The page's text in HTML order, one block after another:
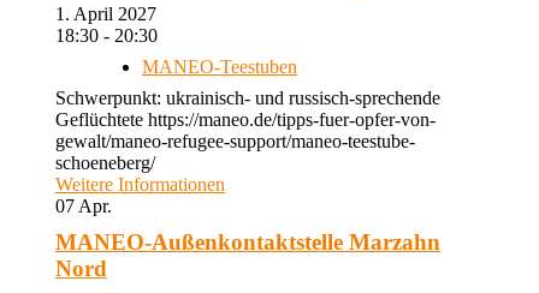
1. April 2027
18:30 - 20:30
MANEO-Teestuben
Schwerpunkt: ukrainisch- und russisch-sprechende
Geflüchtete https://maneo.de/tipps-fuer-opfer-von-
gewalt/maneo-refugee-support/maneo-teestube-
schoeneberg/
Weitere Informationen
07 Apr.
MANEO-Außenkontaktstelle Marzahn
Nord